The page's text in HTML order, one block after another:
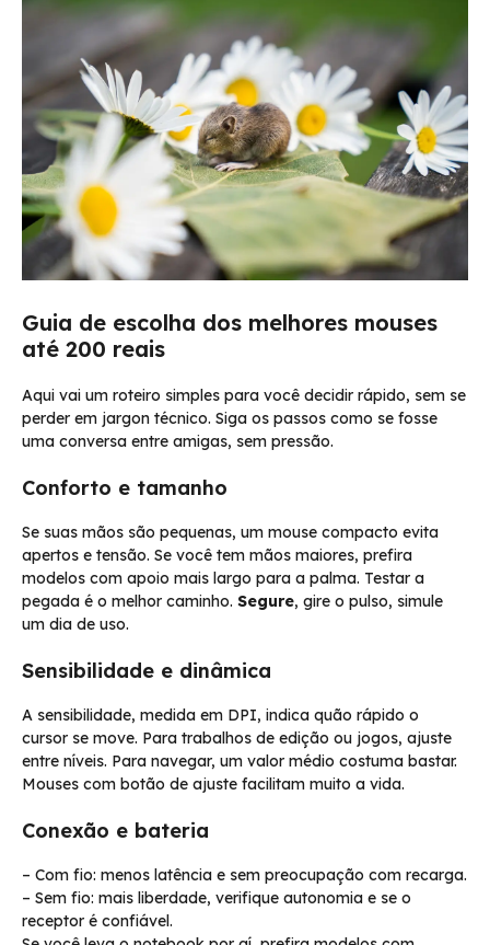
Guia de escolha dos melhores mouses
até 200 reais
Aqui vai um roteiro simples para você decidir rápido, sem se
perder em jargon técnico. Siga os passos como se fosse
uma conversa entre amigas, sem pressão.
Conforto e tamanho
Se suas mãos são pequenas, um mouse compacto evita
apertos e tensão. Se você tem mãos maiores, prefira
modelos com apoio mais largo para a palma. Testar a
pegada é o melhor caminho. Segure, gire o pulso, simule
um dia de uso.
Sensibilidade e dinâmica
A sensibilidade, medida em DPI, indica quão rápido o
cursor se move. Para trabalhos de edição ou jogos, ajuste
entre níveis. Para navegar, um valor médio costuma bastar.
Mouses com botão de ajuste facilitam muito a vida.
Conexão e bateria
– Com fio: menos latência e sem preocupação com recarga.
– Sem fio: mais liberdade, verifique autonomia e se o
receptor é confiável.